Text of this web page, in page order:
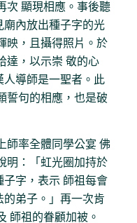
次 顯現相應。事後聽
廟內放出種子字的光
映，且攝得照片。於
達，以示崇 敬的心
人導師是一聖者。此
誓句的相應，也是破
師率全體同學公宴 佛
明：「虹光圈加持於
字，表示 師祖每會
弟子。」再一次肯
師祖的眷顧加被。